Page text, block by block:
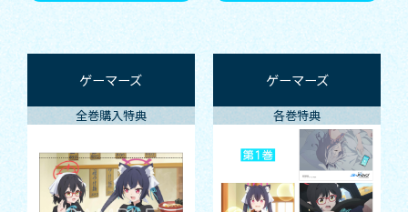
ゲーマーズ
全巻購入特典
ゲーマーズ
各巻特典